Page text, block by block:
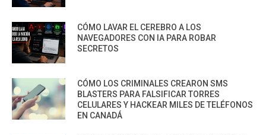
CÓMO LAVAR EL CEREBRO A LOS
NAVEGADORES CON IA PARA ROBAR
SECRETOS
CÓMO LOS CRIMINALES CREARON SMS
BLASTERS PARA FALSIFICAR TORRES
CELULARES Y HACKEAR MILES DE TELÉFONOS
EN CANADÁ